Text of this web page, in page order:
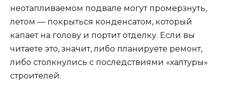
неотапливаемом подвале могут промерзнуть,
летом — покрыться конденсатом, который
капает на голову и портит отделку. Если вы
читаете это, значит, либо планируете ремонт,
либо столкнулись с последствиями «халтуры»
строителей.